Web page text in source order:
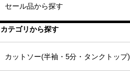
セール品から探す
カテゴリから探す
カットソー(半袖・5分・タンクトップ)